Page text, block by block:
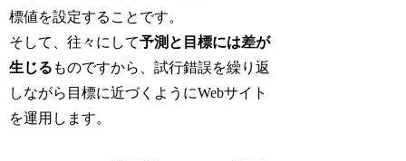
標値を設定することです。
そして、往々にして予測と目標には差が
生じる ものですから、試行錯誤を繰り返
しながら目標に近づくようにWebサイト
を運用します。